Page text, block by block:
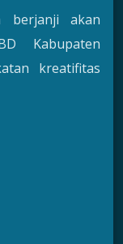
berjanji akan
Kabupaten
kreatifitas